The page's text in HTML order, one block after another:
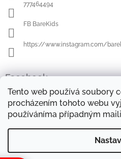
Tento web používá soubory
procházením tohoto webu
používáníma případným
777464494
FB BareKids
https://www.instagram.com/
Facebook
FORMULÁŘE